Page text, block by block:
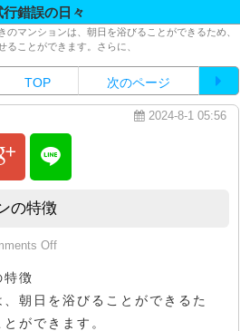
行錯誤の日々
マンションは、朝日を浴びることができるため、
ることができます。さらに、
TOP 次のページ
2024-8-1 05:56
の特徴
Offon 東南向きのマンションの特徴
特徴
朝日を浴びることができるた
ができます。